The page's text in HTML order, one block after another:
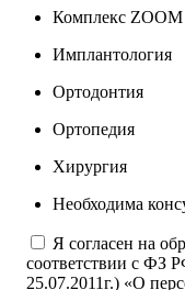
Комплекс ZOOM
Имплантология
Ортодонтия
Ортопедия
Хирургия
Необходима
Я согласен на
соответствии с ФЗ
25.07.2011г.) «О